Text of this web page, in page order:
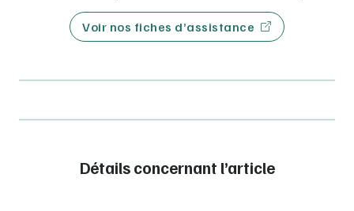
Voir nos fiches d’assistance
Détails concernant l’article